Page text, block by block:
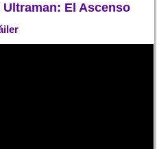
El Ascenso